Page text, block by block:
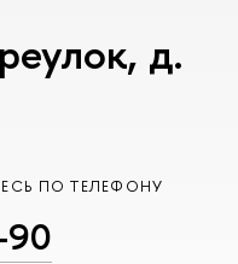
д.
ПО ТЕЛЕФОНУ